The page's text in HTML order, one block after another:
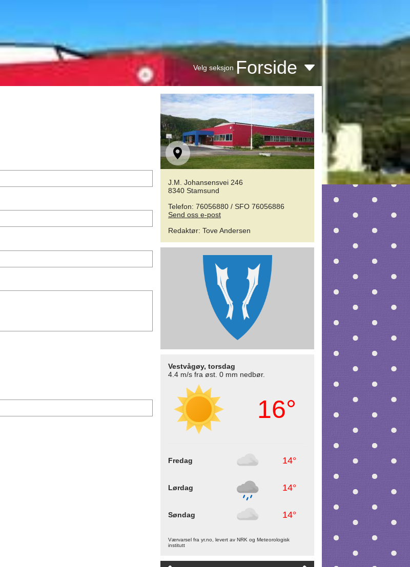
Velg seksjon Forside
J.M. Johansensvei 246
8340 Stamsund
Telefon: 76056880 / SFO 76056886
Send oss e-post
Redaktør: Tove Andersen
Vestvågøy, torsdag
4.4 m/s fra øst. 0 mm nedbør.
16°
Fredag 14°
Lørdag 14°
Søndag 14°
Værvarsel fra yr.no, levert av NRK og Meteorologisk
institutt